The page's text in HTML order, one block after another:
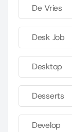
De Vries
Desk Job
Desktop
Desserts
Develop